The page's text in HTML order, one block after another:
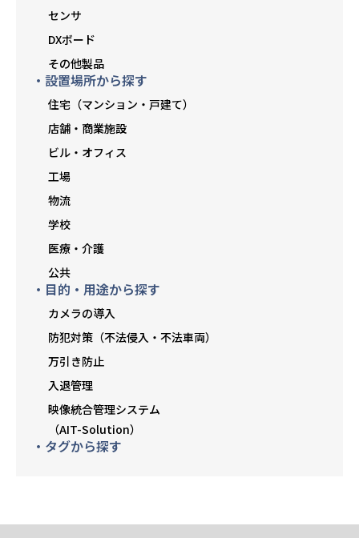
センサ
DXボード
その他製品
・設置場所から探す
住宅（マンション・戸建て）
店舗・商業施設
ビル・オフィス
工場
物流
学校
医療・介護
公共
・目的・用途から探す
カメラの導入
防犯対策（不法侵入・不法車両）
万引き防止
入退管理
映像統合管理システム
（AIT-Solution）
・タグから探す